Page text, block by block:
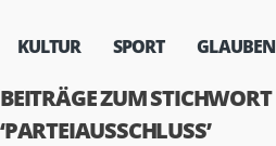
KULTUR SPORT GLAUBEN
BEITRÄGE ZUM STICHWORT
‘PARTEIAUSSCHLUSS’